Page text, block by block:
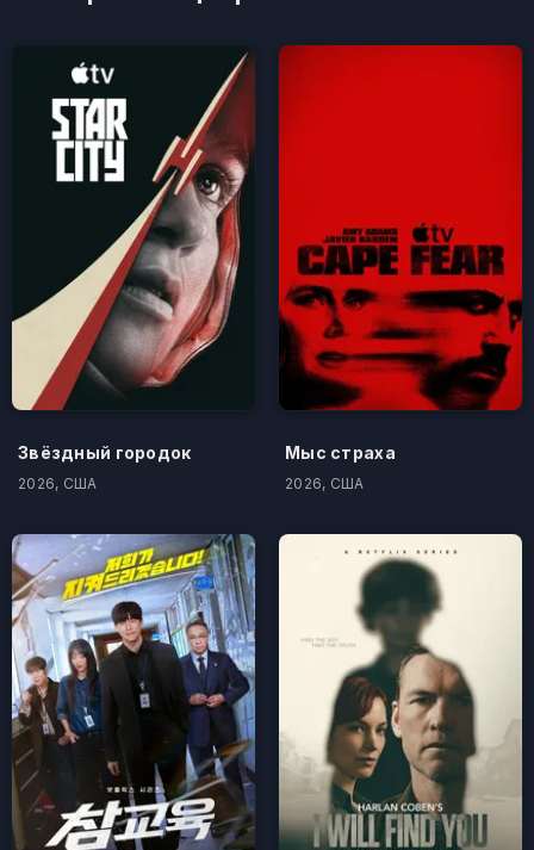
Звёздный городок
2026, США
Мыс страха
2026, США